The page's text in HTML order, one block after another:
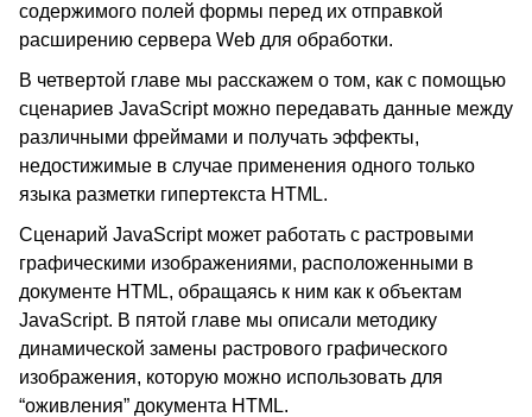
содержимого полей формы перед их отправкой
расширению сервера Web для обработки.
В четвертой главе мы расскажем о том, как с помощью
сценариев JavaScript можно передавать данные между
различными фреймами и получать эффекты,
недостижимые в случае применения одного только
языка разметки гипертекста HTML.
Сценарий JavaScript может работать с растровыми
графическими изображениями, расположенными в
документе HTML, обращаясь к ним как к объектам
JavaScript. В пятой главе мы описали методику
динамической замены растрового графического
изображения, которую можно использовать для
“оживления” документа HTML.